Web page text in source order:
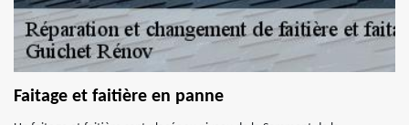
Faitage et faitière en panne